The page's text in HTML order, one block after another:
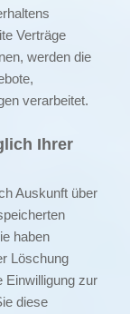
Verträge
werden die
verarbeitet.
Ihrer
Auskunft über
haben
Löschung
Einwilligung zur
diese